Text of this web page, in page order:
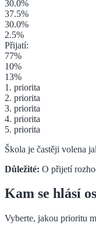
30.0%
37.5%
30.0%
2.5%
Přijatí:
77%
10%
13%
1. priorita
2. priorita
3. priorita
4. priorita
5. priorita
Škola je častěji volena
Důležité: O přijetí
Kam se hlásí
Vyberte, jakou prioritu